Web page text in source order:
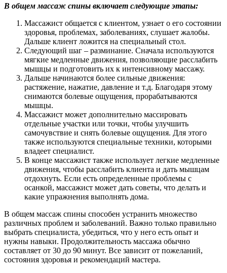
В общем массаж спины включает следующие этапы:
Массажист общается с клиентом, узнает о его состоянии
здоровья, проблемах, заболеваниях, слушает жалобы.
Дальше клиент ложится на специальный стол.
Следующий шаг – разминание. Сначала используются
мягкие медленные движения, позволяющие расслабить
мышцы и подготовить их к интенсивному массажу.
Дальше начинаются более сильные движения:
растяжение, нажатие, давление и т.д. Благодаря этому
снимаются болевые ощущения, прорабатываются
мышцы.
Массажист может дополнительно массировать
отдельные участки или точки, чтобы улучшить
самочувствие и снять болевые ощущения. Для этого
также используются специальные техники, которыми
владеет специалист.
В конце массажист также использует легкие медленные
движения, чтобы расслабить клиента и дать мышцам
отдохнуть. Если есть определенные проблемы с
осанкой, массажист может дать советы, что делать и
какие упражнения выполнять дома.
В общем массаж спины способен устранить множество
различных проблем и заболеваний. Важно только правильно
выбрать специалиста, убедиться, что у него есть опыт и
нужны навыки. Продолжительность массажа обычно
составляет от 30 до 90 минут. Все зависит от пожеланий,
состояния здоровья и рекомендаций мастера.